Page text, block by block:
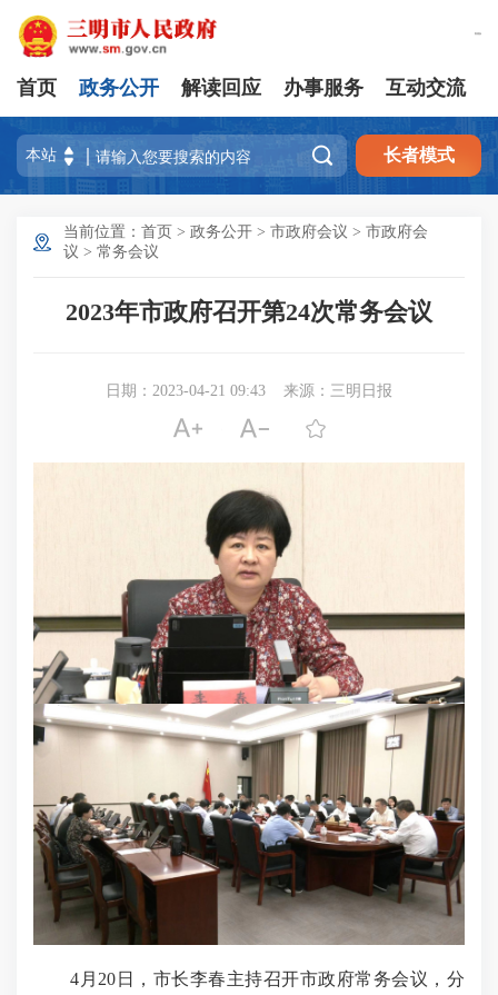
首页 政务公开 解读回应 办事服务 互动交流
 长者模式
当前位置： 首页 > 政务公开 > 市政府会议 > 市政府会
议 > 常务会议
2023年市政府召开第24次常务会议
日期：2023-04-21 09:43 来源：三明日报
  
4月20日，市长李春主持召开市政府常务会议，分